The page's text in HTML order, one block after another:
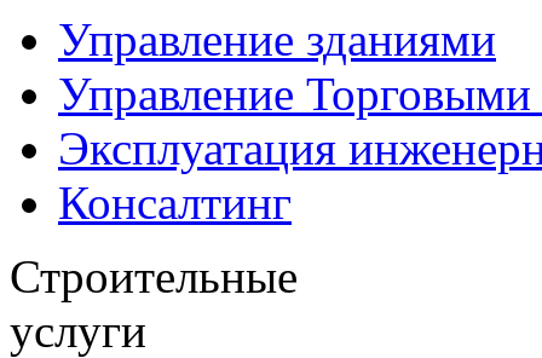
Управление зданиями
Управление
Эксплуатация
Консалтинг
Строительные
услуги